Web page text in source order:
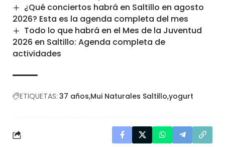
¿Qué conciertos habrá en Saltillo en agosto
2026? Esta es la agenda completa del mes
Todo lo que habrá en el Mes de la Juventud
2026 en Saltillo: Agenda completa de
actividades
ETIQUETAS: 37 años Mui Naturales Saltillo yogurt